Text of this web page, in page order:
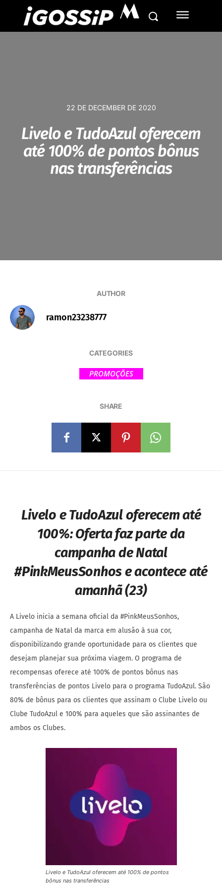
M
22 DE DECEMBER DE 2020
Livelo e TudoAzul oferecem
até 100% de pontos bônus
nas transferências
AUTHOR
ramon23238777
CATEGORIES
PROMOÇÕES
SHARE
Livelo e TudoAzul oferecem até
100%:Oferta faz parte da
campanha de Natal
#PinkMeusSonhos e acontece até
amanhã (23)
A Livelo inicia a semana oficial da #PinkMeusSonhos,
campanha de Natal da marca em alusão à sua cor,
disponibilizando grande oportunidade para os clientes que
desejam planejar sua próxima viagem. O programa de
recompensas oferece até 100% de pontos bônus nas
transferências de pontos Livelo para o programa TudoAzul. São
80% de bônus para os clientes que assinam o Clube Livelo ou
Clube TudoAzul e 100% para aqueles que são assinantes de
ambos os Clubes.
Livelo e TudoAzul oferecem até 100% de pontos
bônus nas transferências